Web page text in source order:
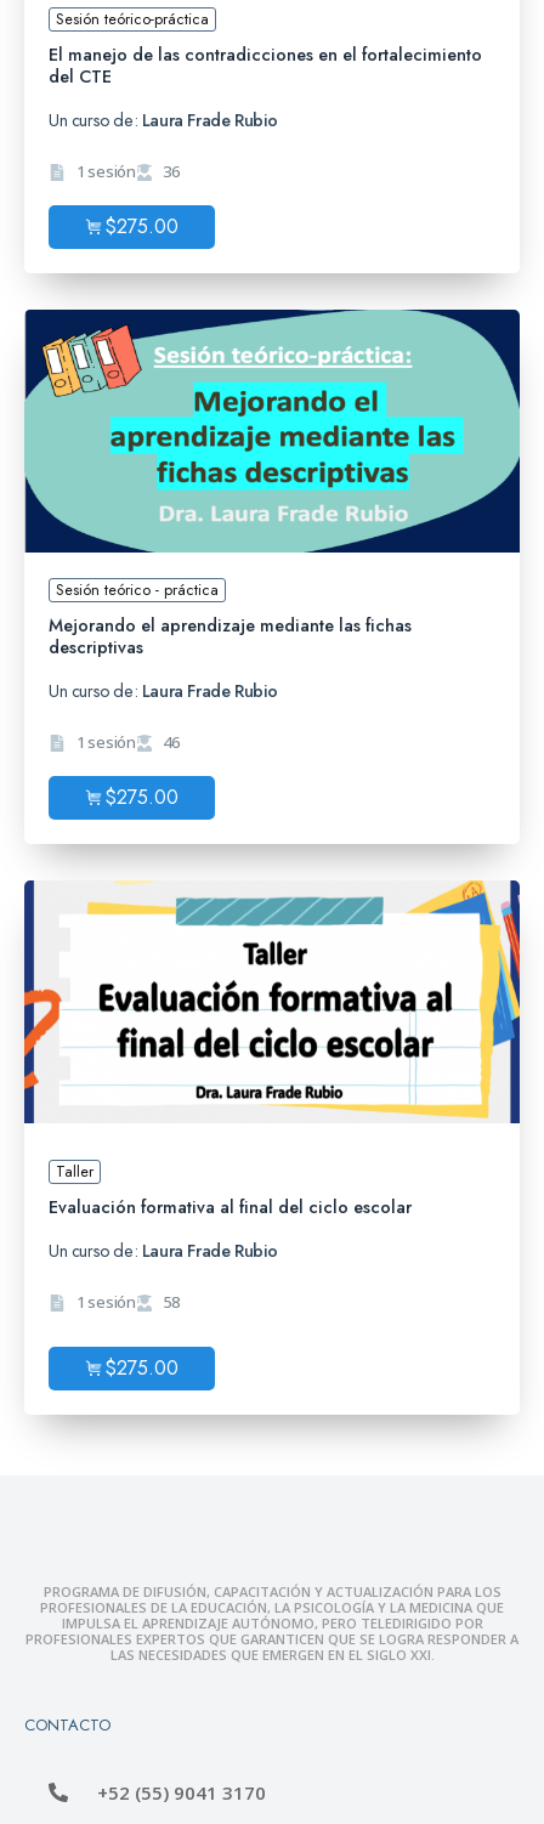
Sesión teórico-práctica
El manejo de las contradicciones en el fortalecimiento
del CTE
Un curso de: Laura Frade Rubio
1 sesión 36
$275.00
Sesión teórico - práctica
Mejorando el aprendizaje mediante las fichas
descriptivas
Un curso de: Laura Frade Rubio
1 sesión 46
$275.00
Taller
Evaluación formativa al final del ciclo escolar
Un curso de: Laura Frade Rubio
1 sesión 58
$275.00
PROGRAMA DE DIFUSIÓN, CAPACITACIÓN Y ACTUALIZACIÓN PARA LOS
PROFESIONALES DE LA EDUCACIÓN, LA PSICOLOGÍA Y LA MEDICINA QUE
IMPULSA EL APRENDIZAJE AUTÓNOMO, PERO TELEDIRIGIDO POR
PROFESIONALES EXPERTOS QUE GARANTICEN QUE SE LOGRA RESPONDER A
LAS NECESIDADES QUE EMERGEN EN EL SIGLO XXI.
CONTACTO
+52 (55) 9041 3170